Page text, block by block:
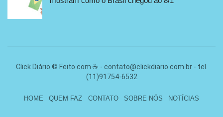
Click Diário © Feito com ☕ - contato@clickdiario.com.br- tel.
(11)91754-6532
HOME QUEM FAZ CONTATO SOBRE NÓS NOTÍCIAS